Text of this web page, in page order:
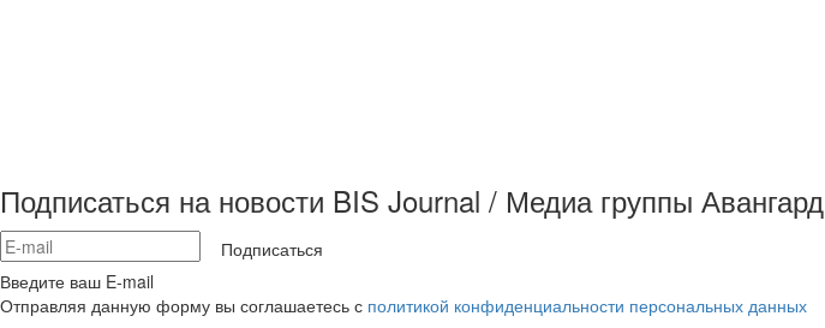
Подписаться на новости BIS Journal / Медиа группы Авангард
Подписаться
Введите ваш E-mail
Отправляя данную форму вы соглашаетесь с политикой конфиденциальности персональных данных